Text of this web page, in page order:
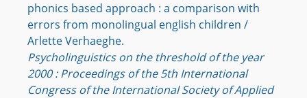
phonics based approach : a comparison with
errors from monolingual english children /
Arlette Verhaeghe.
Psycholinguistics on the threshold of the year
2000 : Proceedings of the 5th International
Congress of the International Society of Applied